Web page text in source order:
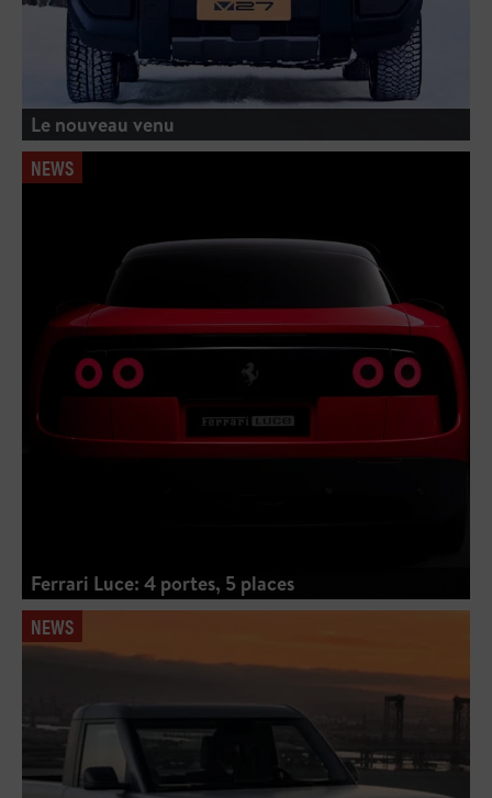
Le nouveau venu
NEWS
Ferrari Luce: 4 portes, 5 places
NEWS